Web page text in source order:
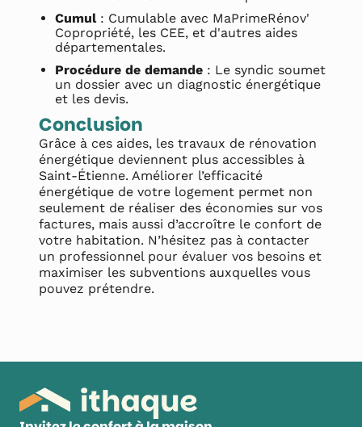
Cumul: Cumulable avec MaPrimeRénov'
Copropriété, les CEE, et d'autres aides
départementales.
Procédure de demande : Le syndic soumet
un dossier avec un diagnostic énergétique
et les devis.
Conclusion
Grâce à ces aides, les travaux de rénovation
énergétique deviennent plus accessibles à
Saint-Étienne. Améliorer l’efficacité
énergétique de votre logement permet non
seulement de réaliser des économies sur vos
factures, mais aussi d’accroître le confort de
votre habitation. N’hésitez pas à contacter
un professionnel pour évaluer vos besoins et
maximiser les subventions auxquelles vous
pouvez prétendre.